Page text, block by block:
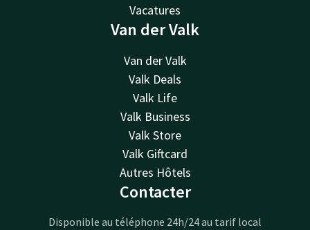
Vacatures
Van der Valk
Van der Valk
Valk Deals
Valk Life
Valk Business
Valk Store
Valk Giftcard
Autres Hôtels
Contacter
Disponible au téléphone 24h/24 au tarif local